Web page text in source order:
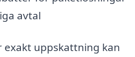
avtal
exakt uppskattning kan